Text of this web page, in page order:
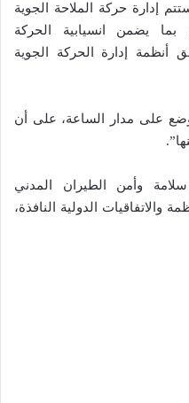
إدارة حركة الملاحة الجوية
بما يضمن انسيابية الحركة
أنظمة إدارة الحركة الجوية
على مدار الساعة، على أن
وأمن الطيران المدني
والاتفاقيات الدولية النافذة،